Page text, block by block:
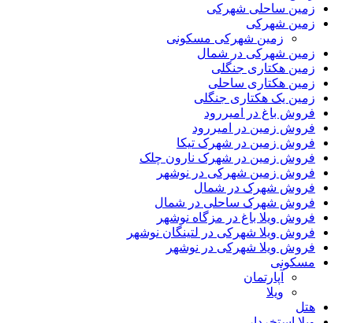
زمین ساحلی شهرکی
زمین شهرکی
زمین شهرکی مسکونی
زمین شهرکی در شمال
زمین هکتاری جنگلی
زمین هکتاری ساحلی
زمین یک هکتاری جنگلی
فروش باغ در امیررود
فروش زمین در امیررود
فروش زمین در شهرک تیکا
فروش زمین در شهرک نارون چلک
فروش زمین شهرکی در نوشهر
فروش شهرک در شمال
فروش شهرک ساحلی در شمال
فروش ویلا باغ در مزگاه نوشهر
فروش ویلا شهرکی در لتینگان نوشهر
فروش ویلا شهرکی در نوشهر
مسکونی
آپارتمان
ویلا
هتل